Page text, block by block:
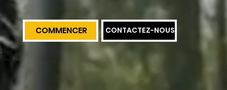
COMMENCER CONTACTEZ-NOUS